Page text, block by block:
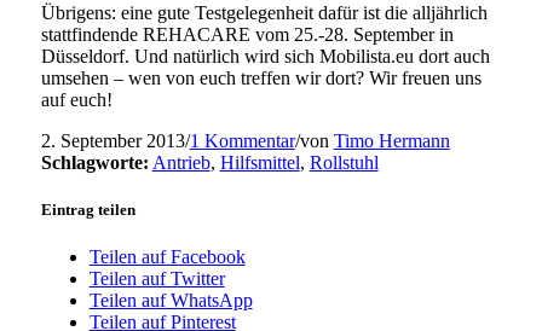
Übrigens: eine gute Testgelegenheit dafür ist die alljährlich
stattfindende REHACARE vom 25.-28. September in
Düsseldorf. Und natürlich wird sich Mobilista.eu dort auch
umsehen – wen von euch treffen wir dort? Wir freuen uns
auf euch!
2. September 2013/1 Kommentar/von Timo Hermann
Schlagworte: Antrieb, Hilfsmittel, Rollstuhl
Eintrag teilen
Teilen auf Facebook
Teilen auf Twitter
Teilen auf WhatsApp
Teilen auf Pinterest